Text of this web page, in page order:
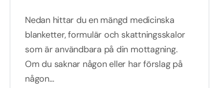
Nedan hittar du en mängd medicinska
blanketter, formulär och skattningsskalor
som är användbara på din mottagning.
Om du saknar någon eller har förslag på
någon…